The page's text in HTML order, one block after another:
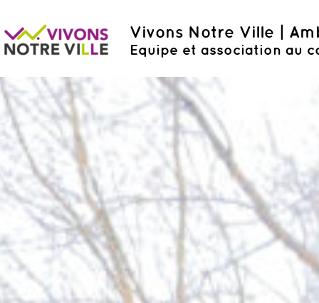
Vivons Notre Ville |
Equipe et association au